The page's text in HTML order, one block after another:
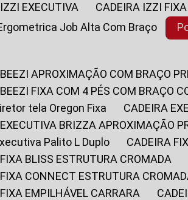
IZZI EXECUTIVA
CADEIRA IZZI
Job Alta Com Braço
BEEZI APROXIMAÇÃO COM BRAÇO
BEEZI FIXA COM 4 PÉS COM BRAÇO
tela Oregon Fixa
CADEIRA
EXECUTIVA BRIZZA APROXIMAÇÃO
Palito L Duplo
CADEIRA
FIXA BLISS ESTRUTURA CROMADA
FIXA CONNECT ESTRUTURA
FIXA EMPILHÁVEL CARRARA